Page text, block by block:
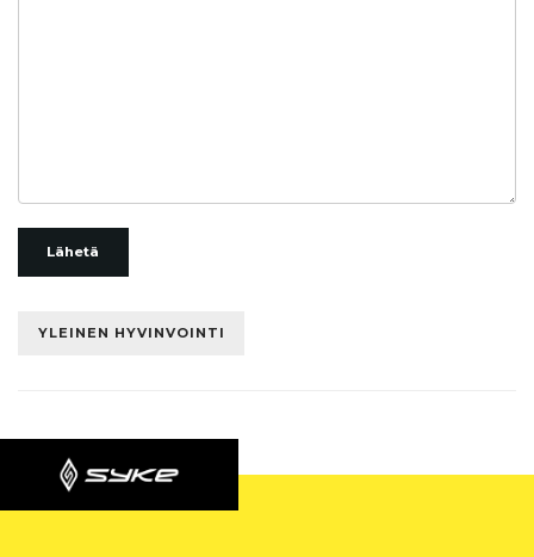
Lähetä
YLEINEN HYVINVOINTI